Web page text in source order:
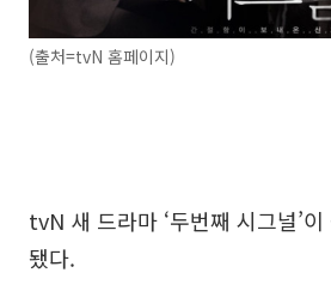
(출처=tvN 홈페이지)
tvN 새 드라마 ‘두번째 시그널’
됐다.